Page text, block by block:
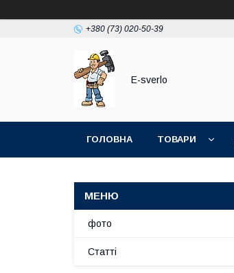
+380 (73) 020-50-39
E-sverlo
ГОЛОВНА ТОВАРИ
фото
Статті